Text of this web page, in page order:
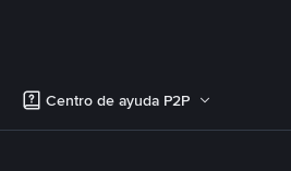
Centro de ayuda P2P